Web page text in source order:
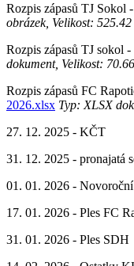
Rozpis zápasů TJ Sokol
obrázek, Velikost:
Rozpis zápasů TJ sokol
dokument, Velikost:
Rozpis zápasů FC
2026.xlsx Typ: XLSX
27. 12. 2025 - KČT
31. 12. 2025 - pronajatá
01. 01. 2026 - Novoroční
17. 01. 2026 - Ples FC
31. 01. 2026 - Ples SDH